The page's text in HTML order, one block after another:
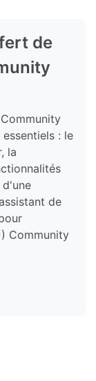
de
: le
la
d'une
de
Community